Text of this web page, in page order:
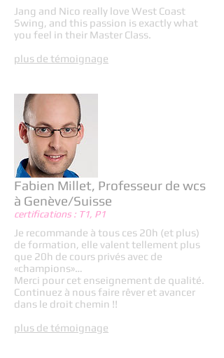
Jang and Nico really love West Coast
Swing, and this passion is exactly what
you feel in their Master Class.
plus de témoignage
Fabien Millet, Professeur de wcs
à Genève/Suisse
certifications : T1, P1
Je recommande à tous ces 20h (et plus)
de formation, elle valent tellement plus
que 20h de cours privés avec de
«champions»…
Merci pour cet enseignement de qualité.
Continuez à nous faire rêver et avancer
dans le droit chemin !!
plus de témoignage